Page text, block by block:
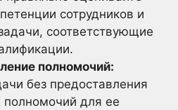
сотрудников и
соответствующие
полномочий:
без предоставления
для ее